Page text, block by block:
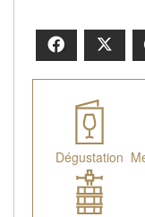
Facebook
Dégustation